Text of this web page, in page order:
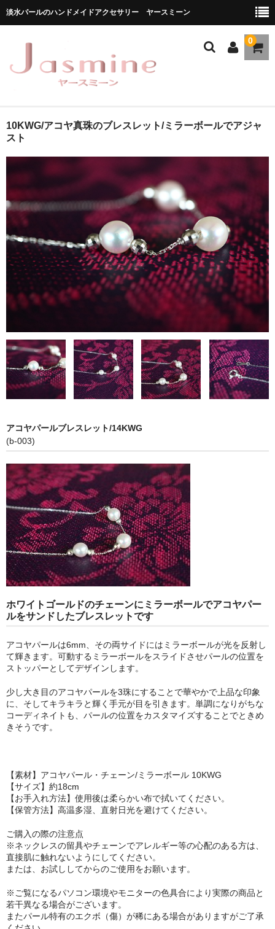
淡水パールのハンドメイドアクセサリー ヤースミーン
0
ホーム
★お勧め商品
ブランドストーリー
メディア掲載
ブログ
お問い合わせ
10KWG/アコヤ真珠のブレスレット/ミラーボールでアジャ
スト
アコヤパールブレスレット/14KWG
(b-003)
ホワイトゴールドのチェーンにミラーボールでアコヤパー
ルをサンドしたブレスレットです
アコヤパールは6mm、その両サイドにはミラーボールが光を反射し
て輝きます。可動するミラーボールをスライドさせパールの位置を
ストッパーとしてデザインします。
少し大き目のアコヤパールを3珠にすることで華やかで上品な印象
に、そしてキラキラと輝く手元が目を引きます。単調になりがちな
コーディネイトも、パールの位置をカスタマイズすることでときめ
きそうです。
【素材】アコヤパール・チェーン/ミラーボール 10KWG
【サイズ】約18cm
【お手入れ方法】使用後は柔らかい布で拭いてください。
【保管方法】高温多湿、直射日光を避けてください。
ご購入の際の注意点
※ネックレスの留具やチェーンでアレルギー等の心配のある方は、
直接肌に触れないようにしてください。
または、お試ししてからのご使用をお願います。
※ご覧になるパソコン環境やモニターの色具合により実際の商品と
若干異なる場合がございます。
またパール特有のエクボ（傷）が稀にある場合がありますがご了承